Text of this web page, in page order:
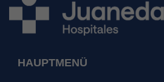
HAUPTMENÜ